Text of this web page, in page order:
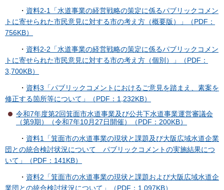
・ 資料2-1「水道事業の経営戦略の策定に係るパブリックコメン
トに寄せられた市民意見に対する市の考え方（概要版）」（PDF：
756KB）
・ 資料2-2「水道事業の経営戦略の策定に係るパブリックコメン
トに寄せられた市民意見に対する市の考え方（個別）」（PDF：
3,700KB）
・ 資料3「パブリックコメントにおけるご意見を踏まえ、素案を
修正する箇所等について」（PDF：1,232KB）
令和7年度第2回箕面市水道事業及び公共下水道事業運営審議会
（第9期）（令和7年10月27日開催）（PDF：200KB）
・ 資料1「箕面市の水道事業の現状と課題及び大阪広域水道企業
団との統合検討状況について パブリックコメントの実施結果につ
いて」（PDF：141KB）
・ 資料2「箕面市の水道事業の現状と課題および大阪広域水道企
業団との統合検討状況について」（PDF：1,097KB）